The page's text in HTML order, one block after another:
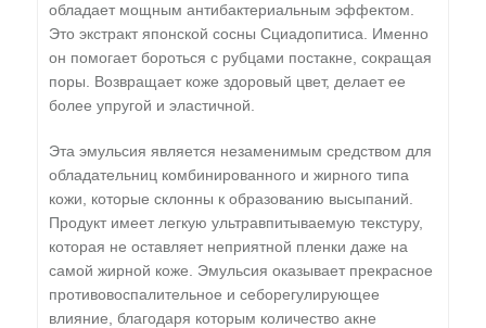
обладает мощным антибактериальным эффектом.
Это экстракт японской сосны Сциадопитиса. Именно
он помогает бороться с рубцами постакне, сокращая
поры. Возвращает коже здоровый цвет, делает ее
более упругой и эластичной.
Эта эмульсия является незаменимым средством для
обладательниц комбинированного и жирного типа
кожи, которые склонны к образованию высыпаний.
Продукт имеет легкую ультравпитываемую текстуру,
которая не оставляет неприятной пленки даже на
самой жирной коже. Эмульсия оказывает прекрасное
противовоспалительное и себорегулирующее
влияние, благодаря которым количество акне